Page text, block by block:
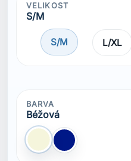
VELIKOST
S/M
S/M L/XL
BARVA
Béžová
BéžováModrá Navy